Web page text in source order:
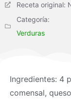
Receta original:
Categoría:
Verduras
Ingredientes: 4
comensal,